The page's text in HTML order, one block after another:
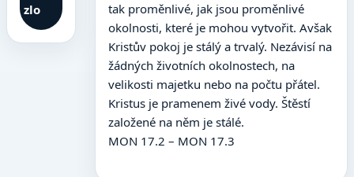
zlo
tak proměnlivé, jak jsou proměnlivé
okolnosti, které je mohou vytvořit. Avšak
Kristův pokoj je stálý a trvalý. Nezávisí na
žádných životních okolnostech, na
velikosti majetku nebo na počtu přátel.
Kristus je pramenem živé vody. Štěstí
založené na něm je stálé.
MON 17.2 – MON 17.3